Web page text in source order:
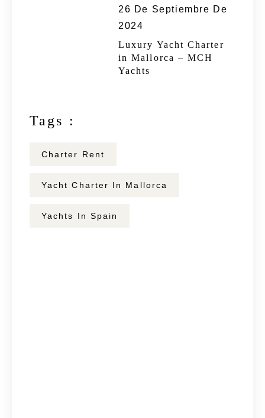
26 De Septiembre De
2024
Luxury Yacht Charter
in Mallorca – MCH
Yachts
Tags :
Charter Rent
Yacht Charter In Mallorca
Yachts In Spain